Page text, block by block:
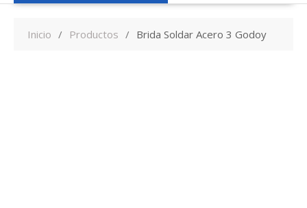
Inicio Productos Brida Soldar Acero 3 Godoy